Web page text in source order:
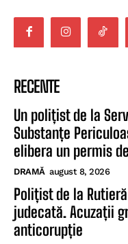
RECENTE
Un polițist de la
Substanțe
elibera un permis
DRAMĂ august 8, 2026
Polițist de la
judecată. Acuzații
anticorupție